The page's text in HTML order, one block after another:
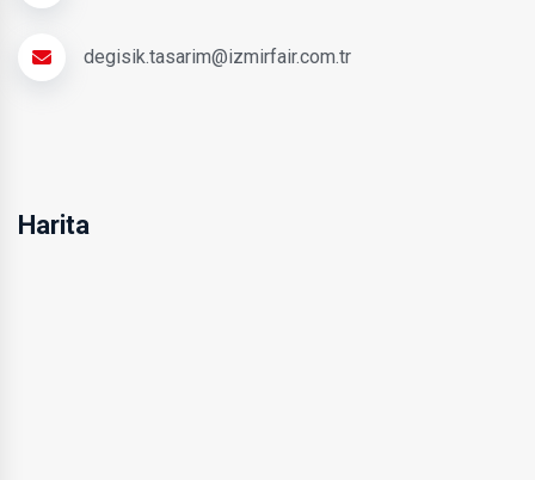
degisik.tasarim@izmirfair.com.tr
Harita